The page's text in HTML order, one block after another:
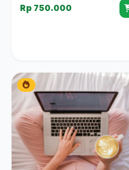
Rp 750.000